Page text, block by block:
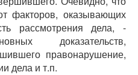
факторов, оказывающих
рассмотрения дела, -
доказательств,
правонарушение,
дела и т.п.